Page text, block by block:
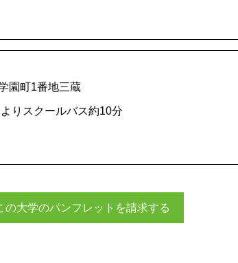
園町1番地三蔵
りスクールバス約10分
の大学のパンフレットを請求する